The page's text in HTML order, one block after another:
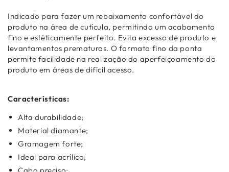
Indicado para fazer um rebaixamento confortável do
produto na área de cutícula, permitindo um acabamento
fino e estéticamente perfeito. Evita excesso de produto e
levantamentos prematuros. O formato fino da ponta
permite facilidade na realização do aperfeiçoamento do
produto em áreas de difícil acesso.
Características:
Alta durabilidade;
Material diamante;
Gramagem forte;
Ideal para acrílico;